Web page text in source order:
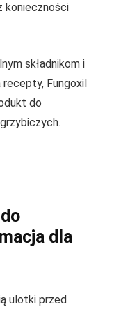
konieczności
składnikom i
Fungoxil
do
dla
ulotki przed